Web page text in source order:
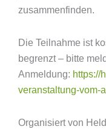
zusammenfinden.
Die Teilnahme ist
begrenzt – bitte
Anmeldung: https://
veranstaltung-vom-
Organisiert von